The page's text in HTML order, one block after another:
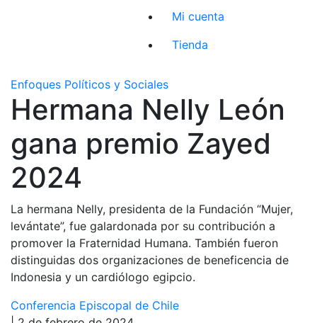
Mi cuenta
Tienda
Enfoques Políticos y Sociales
Hermana Nelly León
gana premio Zayed
2024
La hermana Nelly, presidenta de la Fundación “Mujer,
levántate”, fue galardonada por su contribución a
promover la Fraternidad Humana. También fueron
distinguidas dos organizaciones de beneficencia de
Indonesia y un cardiólogo egipcio.
Conferencia Episcopal de Chile